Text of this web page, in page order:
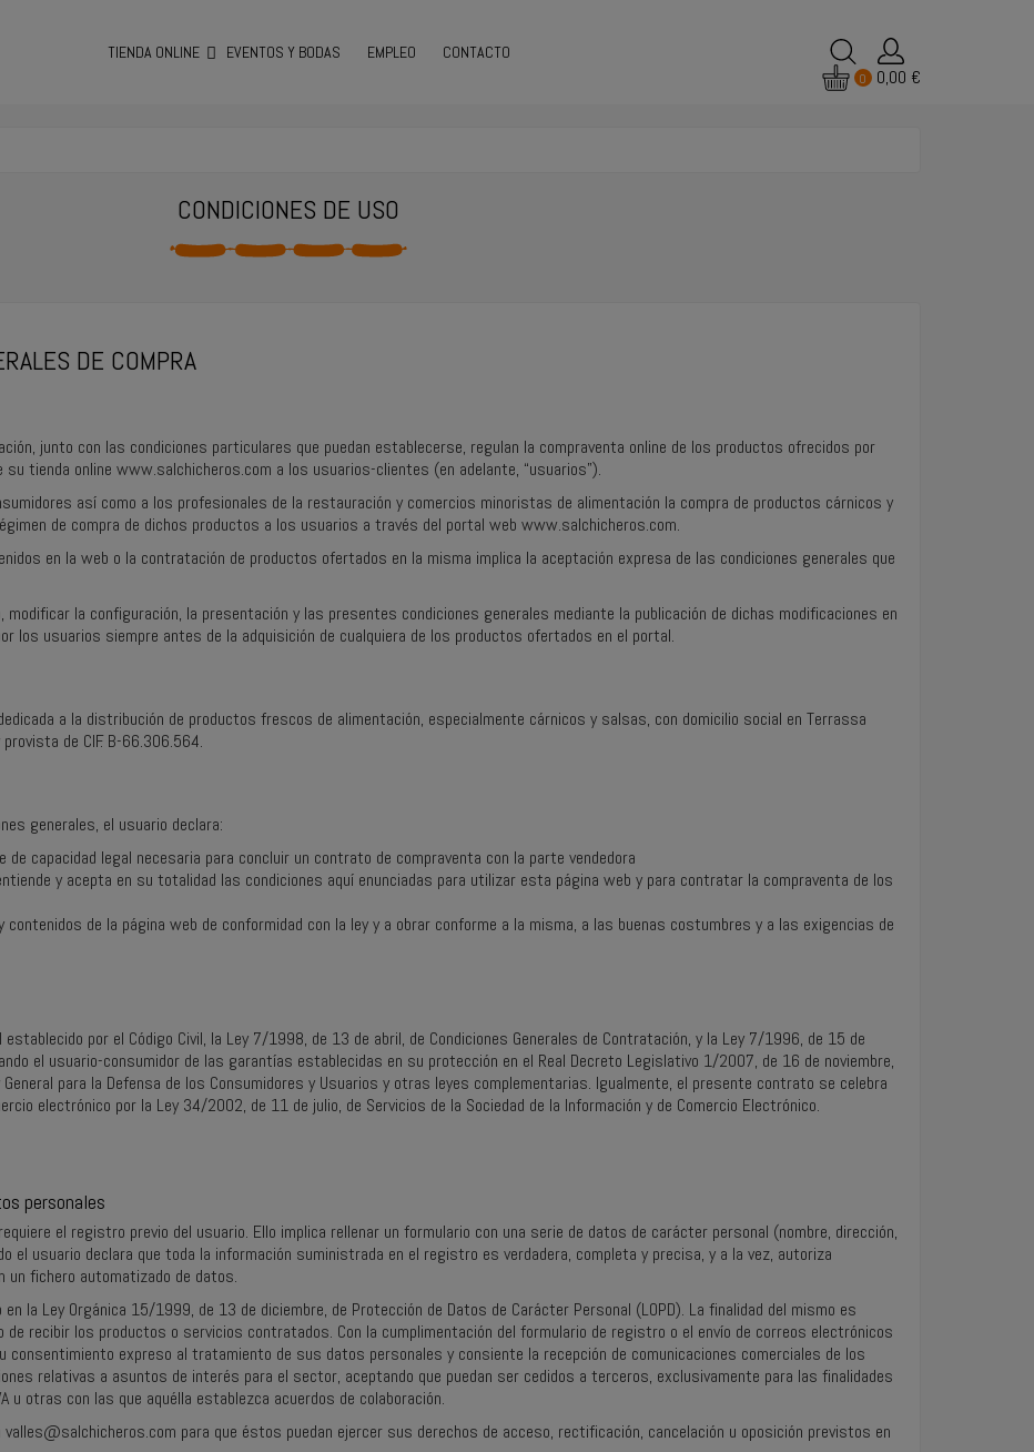
TIENDA ONLINE EVENTOS Y BODAS EMPLEO CONTACTO
0 0,00 €
CONDICIONES DE USO
DE COMPRA
junto con las condiciones particulares que puedan establecerse, regulan la compraventa online de los productos ofrecidos por
su tienda online www.salchicheros.com a los usuarios-clientes (en adelante, “usuarios”).
así como a los profesionales de la restauración y comercios minoristas de alimentación la compra de productos cárnicos y
de compra de dichos productos a los usuarios a través del portal web www.salchicheros.com.
en la web o la contratación de productos ofertados en la misma implica la aceptación expresa de las condiciones generales que
modificar la configuración, la presentación y las presentes condiciones generales mediante la publicación de dichas modificaciones en
los usuarios siempre antes de la adquisición de cualquiera de los productos ofertados en el portal.
a la distribución de productos frescos de alimentación, especialmente cárnicos y salsas, con domicilio social en Terrassa
de CIF. B-66.306.564.
generales, el usuario declara:
de capacidad legal necesaria para concluir un contrato de compraventa con la parte vendedora
y acepta en su totalidad las condiciones aquí enunciadas para utilizar esta página web y para contratar la compraventa de los
de la página web de conformidad con la ley y a obrar conforme a la misma, a las buenas costumbres y a las exigencias de
por el Código Civil, la Ley 7/1998, de 13 de abril, de Condiciones Generales de Contratación, y la Ley 7/1996, de 15 de
el usuario-consumidor de las garantías establecidas en su protección en el Real Decreto Legislativo 1/2007, de 16 de noviembre,
para la Defensa de los Consumidores y Usuarios y otras leyes complementarias. Igualmente, el presente contrato se celebra
electrónico por la Ley 34/2002, de 11 de julio, de Servicios de la Sociedad de la Información y de Comercio Electrónico.
personales
el registro previo del usuario. Ello implica rellenar un formulario con una serie de datos de carácter personal (nombre, dirección,
el usuario declara que toda la información suministrada en el registro es verdadera, completa y precisa, y a la vez, autoriza
un fichero automatizado de datos.
la Ley Orgánica 15/1999, de 13 de diciembre, de Protección de Datos de Carácter Personal (LOPD). La finalidad del mismo es
recibir los productos o servicios contratados. Con la cumplimentación del formulario de registro o el envío de correos electrónicos
consentimiento expreso al tratamiento de sus datos personales y consiente la recepción de comunicaciones comerciales de los
relativas a asuntos de interés para el sector, aceptando que puedan ser cedidos a terceros, exclusivamente para las finalidades
u otras con las que aquélla establezca acuerdos de colaboración.
valles@salchicheros.com para que éstos puedan ejercer sus derechos de acceso, rectificación, cancelación u oposición previstos en